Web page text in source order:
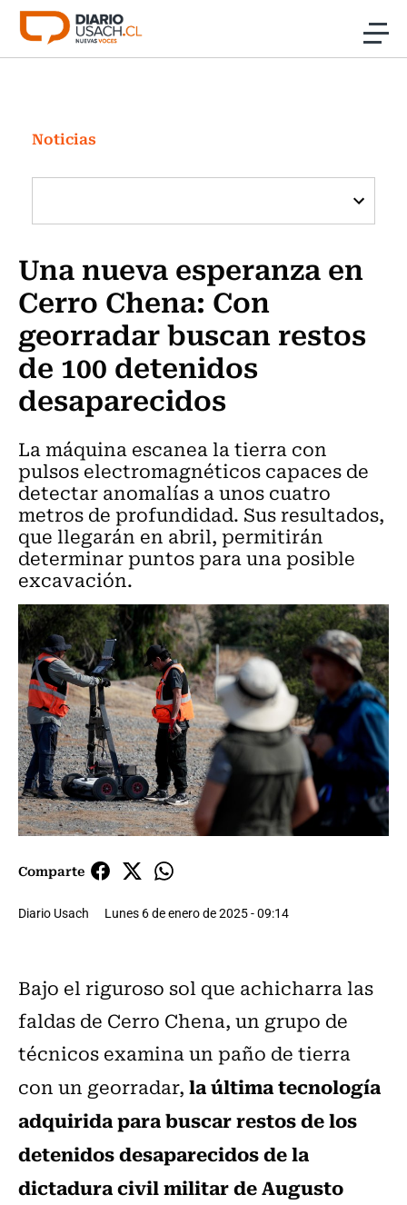
Click acá para ir directamente al contenido
Investigación
Cultura
Programas Radio y TV Usach
Noticias
Una nueva esperanza en
Cerro Chena: Con
georradar buscan restos
de 100 detenidos
desaparecidos
La máquina escanea la tierra con
pulsos electromagnéticos capaces de
detectar anomalías a unos cuatro
metros de profundidad. Sus resultados,
que llegarán en abril, permitirán
determinar puntos para una posible
excavación.
Comparte
Diario Usach Lunes 6 de enero de 2025 - 09:14
Bajo el riguroso sol que achicharra las
faldas de Cerro Chena, un grupo de
técnicos examina un paño de tierra
con un georradar,la última tecnología
adquirida para buscar restos de los
detenidos desaparecidos de la
dictadura civil militar de Augusto